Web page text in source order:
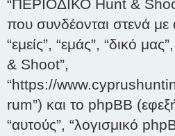
“ΠΕΡΙΟΔΙΚΟ Hunt &
που συνδέονται στενά με
“εμείς”, “εμάς”, “δικό
& Shoot”,
“https://
rum”) και το phpBB
“αυτούς”, “λογισμικό